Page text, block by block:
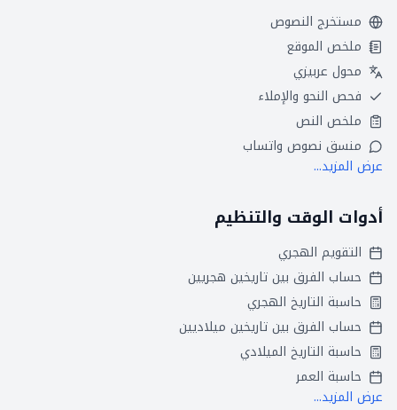
مستخرج النصوص
ملخص الموقع
محول عربيزي
فحص النحو والإملاء
ملخص النص
منسق نصوص واتساب
عرض المزيد...
أدوات الوقت والتنظيم
التقويم الهجري
حساب الفرق بين تاريخين هجريين
حاسبة التاريخ الهجري
حساب الفرق بين تاريخين ميلاديين
حاسبة التاريخ الميلادي
حاسبة العمر
عرض المزيد...